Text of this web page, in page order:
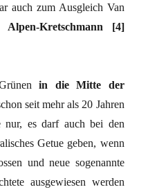
auch zum Ausgleich Van
Alpen-Kretschmann [4]
in die Mitte der
seit mehr als 20 Jahren
es darf auch bei den
Getue geben, wenn
und neue sogenannte
ausgewiesen werden